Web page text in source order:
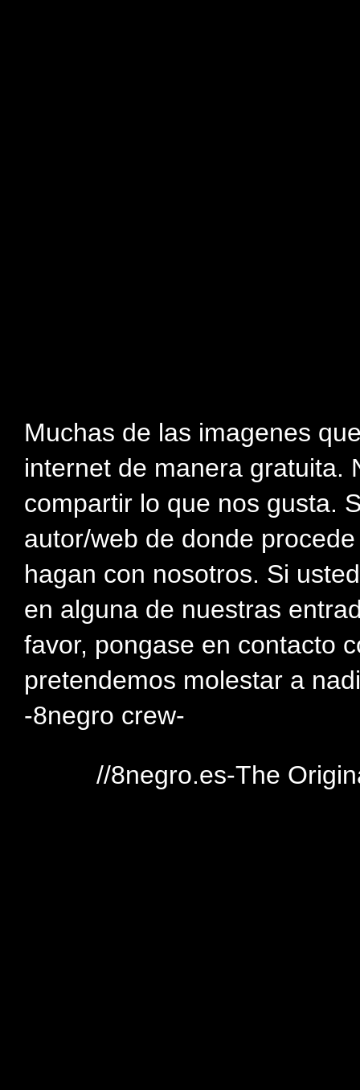
Muchas de las imagenes
internet de manera gratuita.
compartir lo que nos gusta.
autor/web de donde
hagan con nosotros. Si
en alguna de nuestras
favor, pongase en contacto
pretendemos molestar a
-8negro crew-
//8negro.es-The